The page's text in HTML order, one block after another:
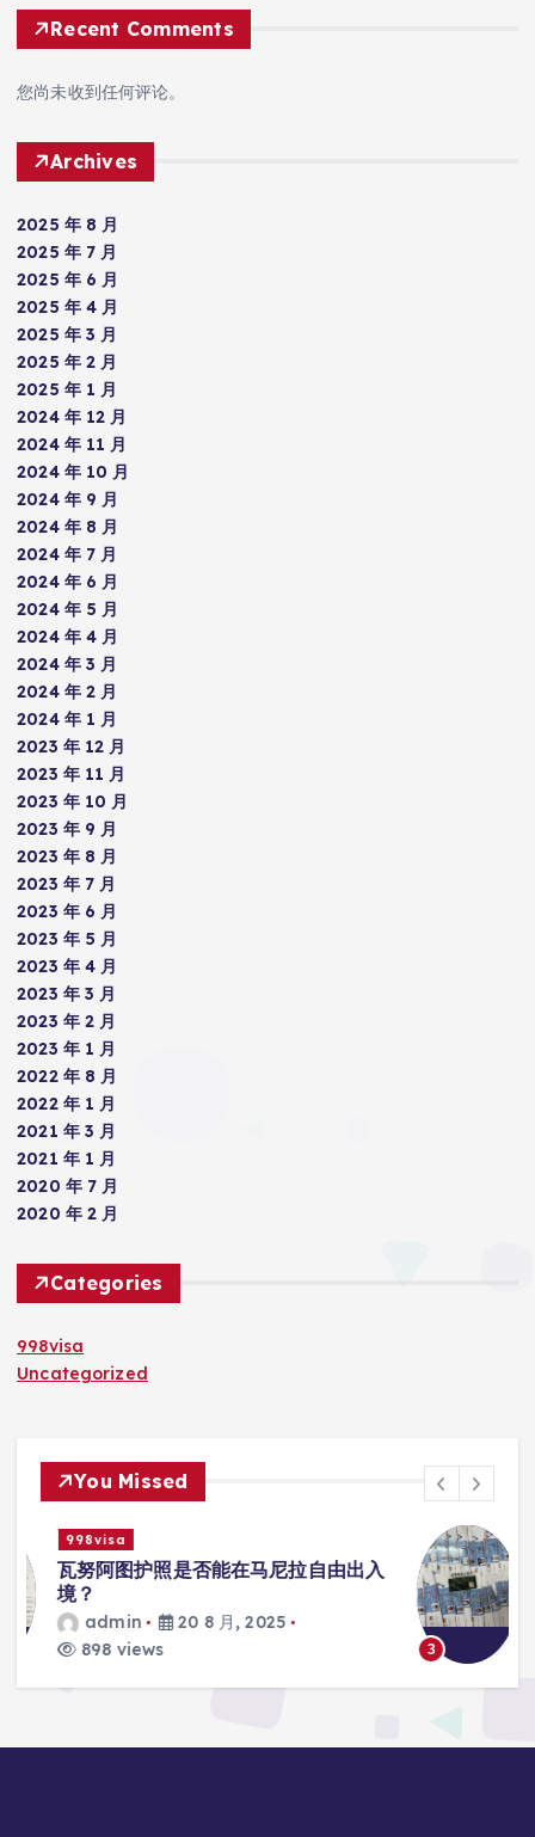
Recent Comments
您尚未收到任何评论。
Archives
2025 年 8 月
2025 年 7 月
2025 年 6 月
2025 年 4 月
2025 年 3 月
2025 年 2 月
2025 年 1 月
2024 年 12 月
2024 年 11 月
2024 年 10 月
2024 年 9 月
2024 年 8 月
2024 年 7 月
2024 年 6 月
2024 年 5 月
2024 年 4 月
2024 年 3 月
2024 年 2 月
2024 年 1 月
2023 年 12 月
2023 年 11 月
2023 年 10 月
2023 年 9 月
2023 年 8 月
2023 年 7 月
2023 年 6 月
2023 年 5 月
2023 年 4 月
2023 年 3 月
2023 年 2 月
2023 年 1 月
2022 年 8 月
2022 年 1 月
2021 年 3 月
2021 年 1 月
2020 年 7 月
2020 年 2 月
Categories
998visa
Uncategorized
You Missed
3
瓦努阿图护照是否能在马尼拉使用国际
admin
20 8 月, 2025